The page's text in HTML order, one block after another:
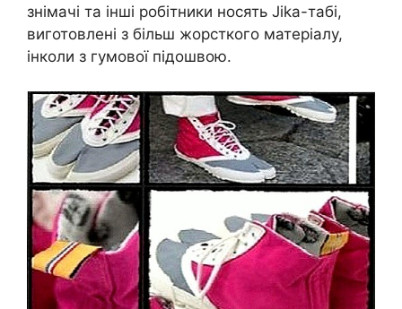
знімачі та інші робітники носять Jika-табі,
виготовлені з більш жорсткого матеріалу,
інколи з гумової підошвою.